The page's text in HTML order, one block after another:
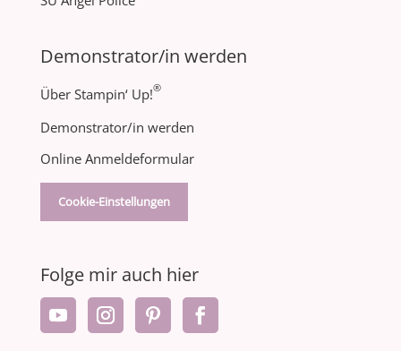
Demonstrator/in werden
Über Stampin‘ Up!®
Demonstrator/in werden
Online Anmeldeformular
Cookie-Einstellungen
Folge mir auch hier